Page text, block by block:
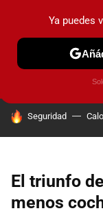
PRUEBAS
HOY SE HABLA DE
Seguridad
El triunfo
menos
Ya puedes